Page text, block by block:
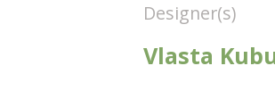
Designer(s)
Vlasta